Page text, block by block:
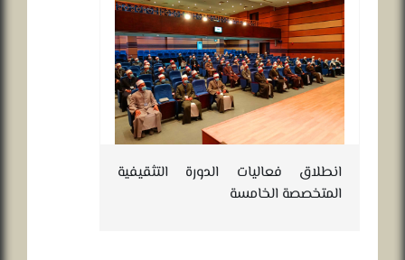
انطلاق فعاليات الدورة التثقيفية
المتخصصة الخامسة